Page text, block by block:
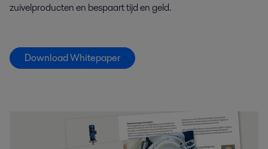
zuivelproducten en bespaart tijd en geld.
Download Whitepaper